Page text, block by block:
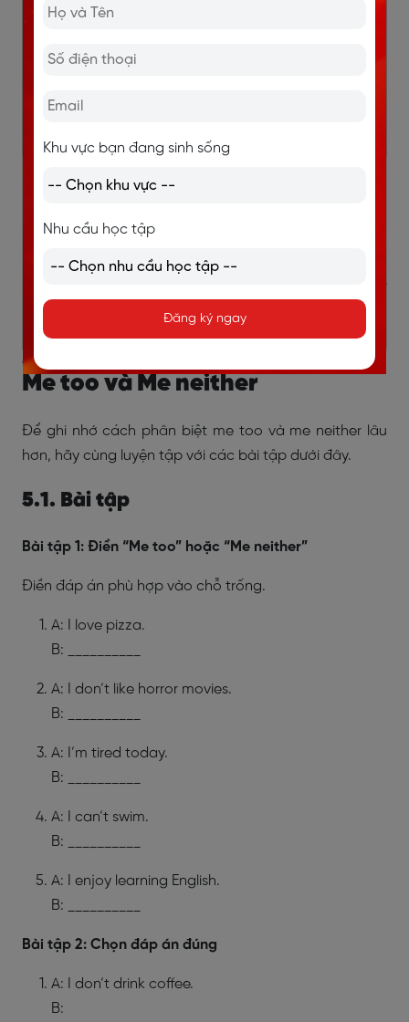
either
tự nhiên
>>> Xem thêm:
Cấu trúc Because và cấu trúc Because of cho
Had Better là gì? Cách dùng cấu trúc Had Better
và bài tập có đáp án
5. Bài tập vận dụng phân biệt
Me too và Me neither
Để ghi nhớ cách phân biệt me too và me neither lâu
hơn, hãy cùng luyện tập với các bài tập dưới đây.
5.1. Bài tập
Bài tập 1: Điền “Me too” hoặc “Me neither”
Điền đáp án phù hợp vào chỗ trống.
A: I love pizza.
B: __________
A: I don’t like horror movies.
B: __________
A: I’m tired today.
B: __________
A: I can’t swim.
B: __________
A: I enjoy learning English.
B: __________
Bài tập 2: Chọn đáp án đúng
A: I don’t drink coffee.
B:
Khu vực bạn đang sinh sống
Nhu cầu học tập
Đăng ký ngay